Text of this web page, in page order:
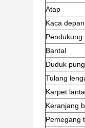
Atap
Kaca depan
Pendukung
Bantal
Duduk
Tulang
Karpet
Keranjang
Pemegang